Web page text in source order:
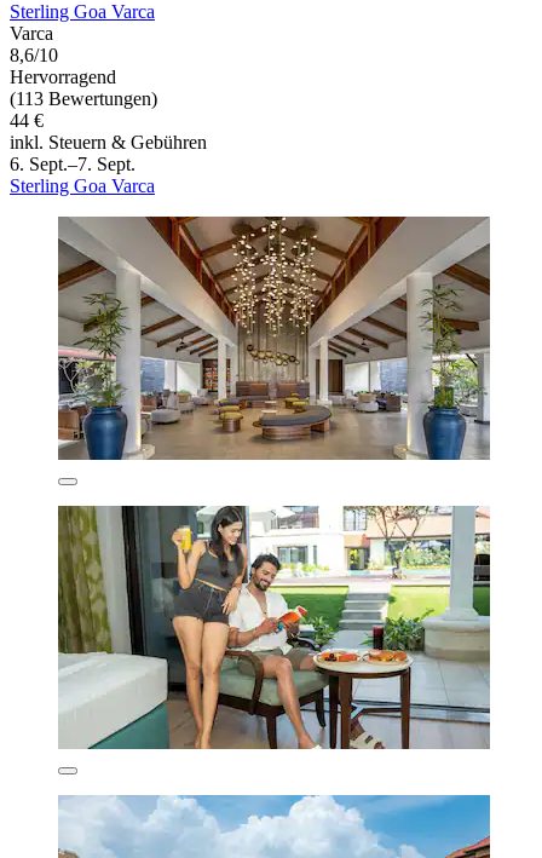
Sterling Goa Varca
Varca
8,6/10
Hervorragend
(113 Bewertungen)
44 €
inkl. Steuern & Gebühren
6. Sept.–7. Sept.
Sterling Goa Varca